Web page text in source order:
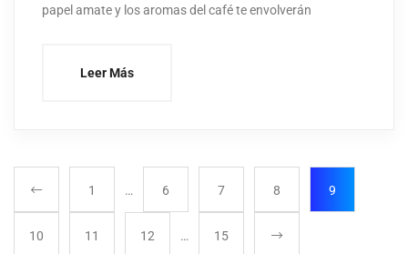
papel amate y los aromas del café te envolverán
Leer Más
1 … 6 7 8 9
10 11 12 … 15